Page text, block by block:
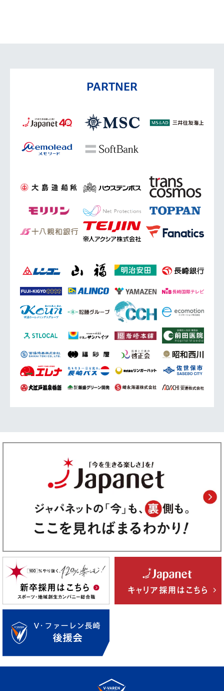
PARTNER